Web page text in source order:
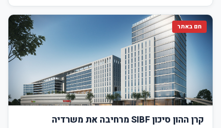
חם באתר
קרן ההון סיכון SIBF מרחיבה את משרדיה